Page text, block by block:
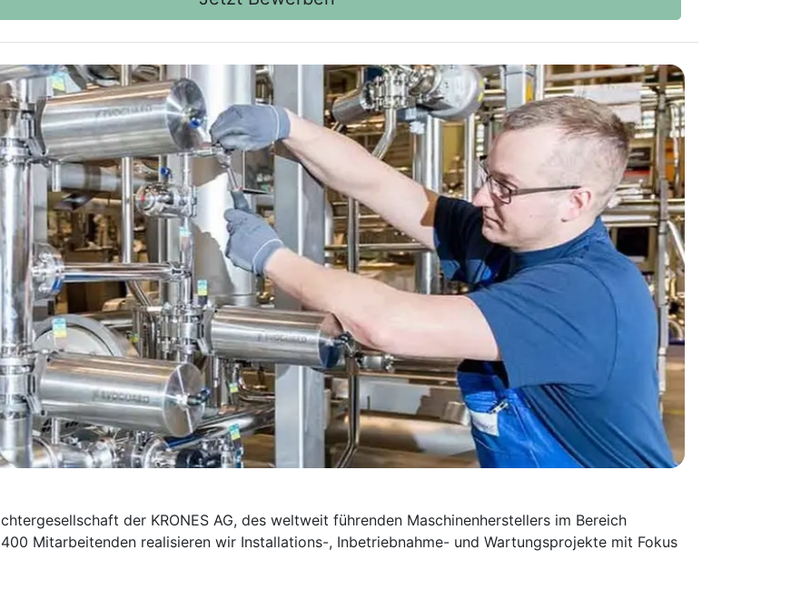
der KRONES AG, des weltweit führenden Maschinen­herstellers im Bereich
Mitarbei­tenden realisieren wir Installations-, Inbetrieb­nahme- und Wartungs­projekte mit Fokus